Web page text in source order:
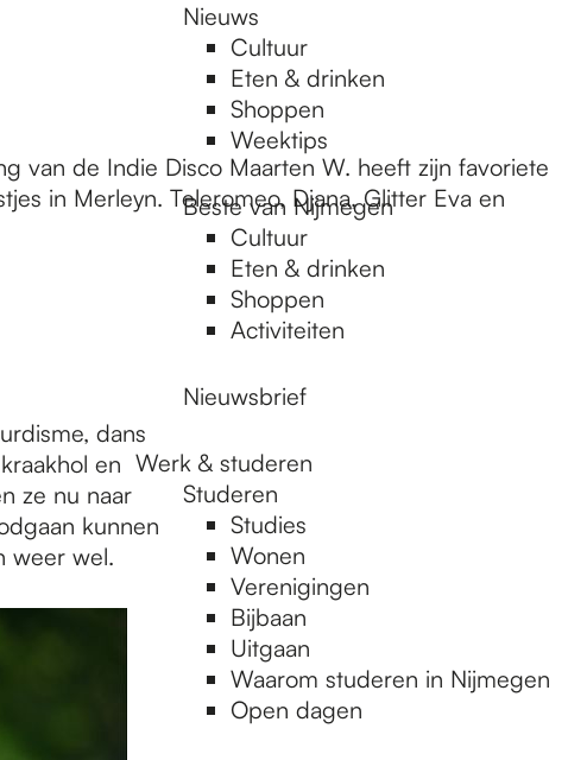
Nieuws
Cultuur
Eten & drinken
Shoppen
Weektips
Beste van Nijmegen
Cultuur
Eten & drinken
Shoppen
Activiteiten
Nieuwsbrief
Werk & studeren
Studeren
Studies
Wonen
Verenigingen
Bijbaan
Uitgaan
Waarom studeren in Nijmegen
Open dagen
van de Indie Disco Maarten W. heeft zijn favoriete
in Merleyn. Teleromeo, Djana, Glitter Eva en
dans
en
ze nu naar
kunnen
weer wel.